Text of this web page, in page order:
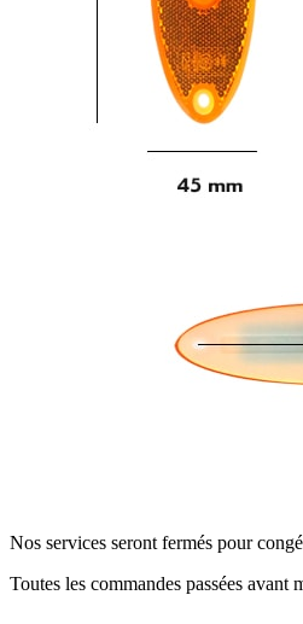
Nos services seront fermés pour
Toutes les commandes passées avant